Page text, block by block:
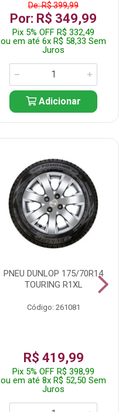
De: R$ 399,99
Por: R$ 349,99
Pix 5% OFF R$ 332,49
ou em até 6x R$ 58,33 Sem
Juros
Adicionar
PNEU DUNLOP 175/70R14
TOURING R1XL
Código: 261081
R$ 419,99
Pix 5% OFF R$ 398,99
ou em até 8x R$ 52,50 Sem
Juros